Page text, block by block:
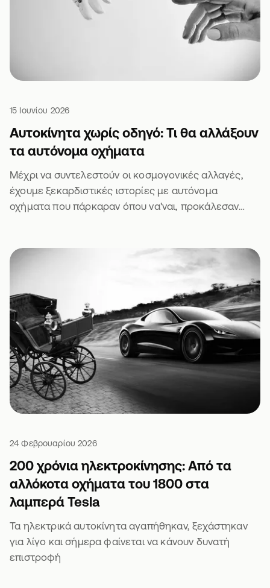
15 Ιουνίου 2026
Αυτοκίνητα χωρίς οδηγό: Τι θα αλλάξουν
τα αυτόνομα οχήματα
Μέχρι να συντελεστούν οι κοσμογονικές αλλαγές,
έχουμε ξεκαρδιστικές ιστορίες με αυτόνομα
οχήματα που πάρκαραν όπου να'ναι, προκάλεσαν
24 Φεβρουαρίου 2026
200 χρόνια ηλεκτροκίνησης: Από τα
αλλόκοτα οχήματα του 1800 στα
λαμπερά Tesla
Τα ηλεκτρικά αυτοκίνητα αγαπήθηκαν, ξεχάστηκαν
για λίγο και σήμερα φαίνεται να κάνουν δυνατή
επιστροφή